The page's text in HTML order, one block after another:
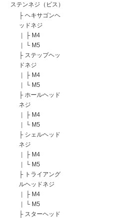
ステンネジ（ビス）
├ ヘキサゴンヘ
ッドネジ
｜
├ M4
｜
└ M5
├ ステップヘッ
ドネジ
｜
├ M4
｜
└ M5
├ ホールヘッド
ネジ
｜
├ M4
｜
└ M5
├ シェルヘッド
ネジ
｜
├ M4
｜
└ M5
├ トライアング
ルヘッドネジ
｜
├ M4
｜
└ M5
├ スターヘッド